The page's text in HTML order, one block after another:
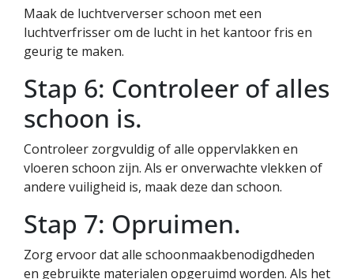
Maak de luchtververser schoon met een
luchtverfrisser om de lucht in het kantoor fris en
geurig te maken.
Stap 6: Controleer of alles
schoon is.
Controleer zorgvuldig of alle oppervlakken en
vloeren schoon zijn. Als er onverwachte vlekken of
andere vuiligheid is, maak deze dan schoon.
Stap 7: Opruimen.
Zorg ervoor dat alle schoonmaakbenodigdheden
en gebruikte materialen opgeruimd worden. Als het